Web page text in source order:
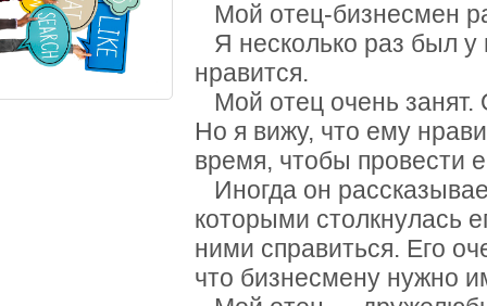
Мой отец-бизнесмен
Я несколько раз был
нравится.
Мой отец очень занят.
Но я вижу, что ему
время, чтобы провести
Иногда он
которыми столкнулась
ними справиться. Его
что бизнесмену нужно